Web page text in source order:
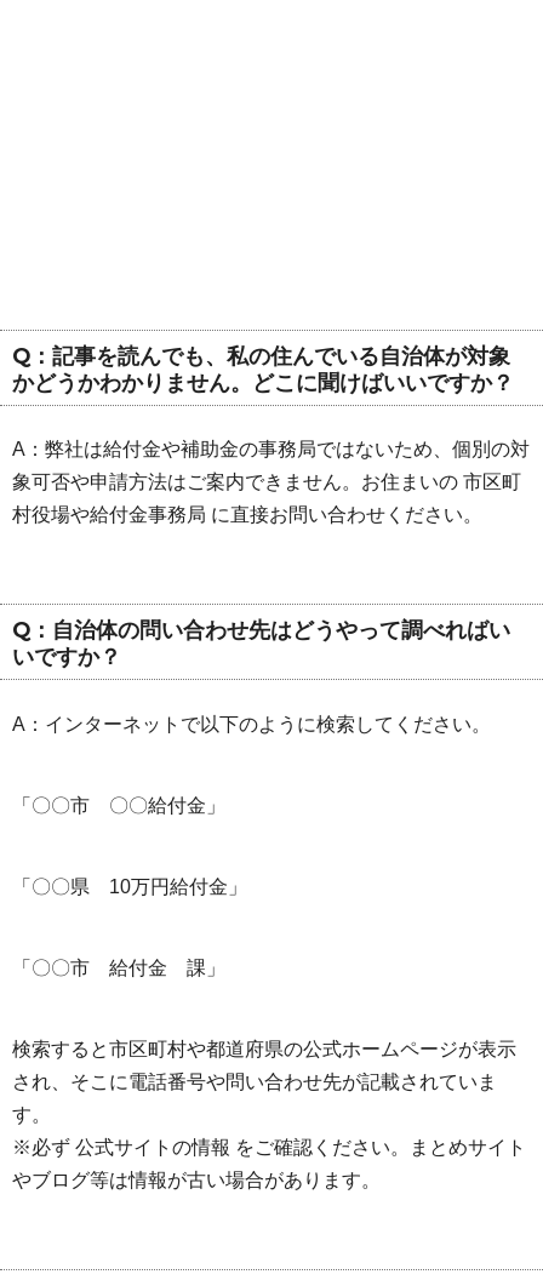
Q：記事を読んでも、私の住んでいる自治体が対象
かどうかわかりません。どこに聞けばいいですか？
A：弊社は給付金や補助金の事務局ではないため、個別の対
象可否や申請方法はご案内できません。お住まいの 市区町
村役場や給付金事務局 に直接お問い合わせください。
Q：自治体の問い合わせ先はどうやって調べればい
いですか？
A：インターネットで以下のように検索してください。
「〇〇市 〇〇給付金」
「〇〇県 10万円給付金」
「〇〇市 給付金 課」
検索すると市区町村や都道府県の公式ホームページが表示
され、そこに電話番号や問い合わせ先が記載されていま
す。
※必ず 公式サイトの情報 をご確認ください。まとめサイト
やブログ等は情報が古い場合があります。